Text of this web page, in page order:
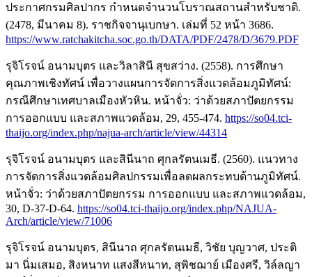
ประกาศกรมศิลปากร กำหนดจำนวนโบราณสถานสำหรับชาติ.
(2478, มีนาคม 8). ราชกิจจานุเบกษา. เล่มที่ 52 หน้า 3686.
https://www.ratchakitcha.soc.go.th/DATA/PDF/2478/D/3679.PDF
รุจิโรจน์ อนามบุตร และวิลาสินี สุขสว่าง. (2558). การศึกษา
คุณภาพเชิงทัศน์ เพื่อวางแผนการจัดการสิ่งแวดล้อมภูมิทัศน์:
กรณีศึกษาเทศบาลเมืองหัวหิน. หน้าจั่ว: ว่าด้วยสภาปัตยกรรม
การออกแบบ และสภาพแวดล้อม, 29, 455-474. https://so04.tci-
thaijo.org/index.php/najua-arch/article/view/44314
รุจิโรจน์ อนามบุตร และสินีนาถ ศุกลรัตนเมธี. (2560). แนวทาง
การจัดการสิ่งแวดล้อมศิลปกรรมเพื่อลดผลกระทบด้านภูมิทัศน์.
หน้าจั่ว: ว่าด้วยสภาปัตยกรรม การออกแบบ และสภาพแวดล้อม,
30, D-37-D-64. https://so04.tci-thaijo.org/index.php/NAJUA-
Arch/article/view/71006
รุจิโรจน์ อนามบุตร, สินีนาถ ศุกลรัตนเมธี, วิชัย บุญวาศ, ประติ
มา นิ่มเสมอ, สิงหนาท แสงสีหนาท, สุพิชฌาย์ เมืองศรี, วิล์ลญา